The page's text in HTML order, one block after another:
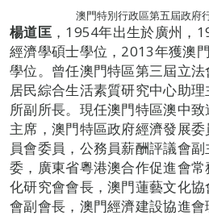
澳門特別行政區第五屆政府
楊道匡，1954年出生於廣州，
經濟學碩士學位，2013年獲澳
學位。曾任澳門特區第三屆立
居民綜合生活素質研究中心助
所副所長。現任澳門特區澳中
主席，澳門特區政府經濟發展
員會委員，公務員薪酬評議會
委，廣東省粵港澳合作促進會
化研究會會長，澳門蓮藝文化
會副會長，澳門經濟建設協進會